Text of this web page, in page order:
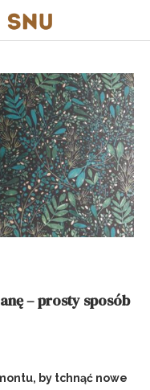
– prosty sposób
by tchnąć nowe